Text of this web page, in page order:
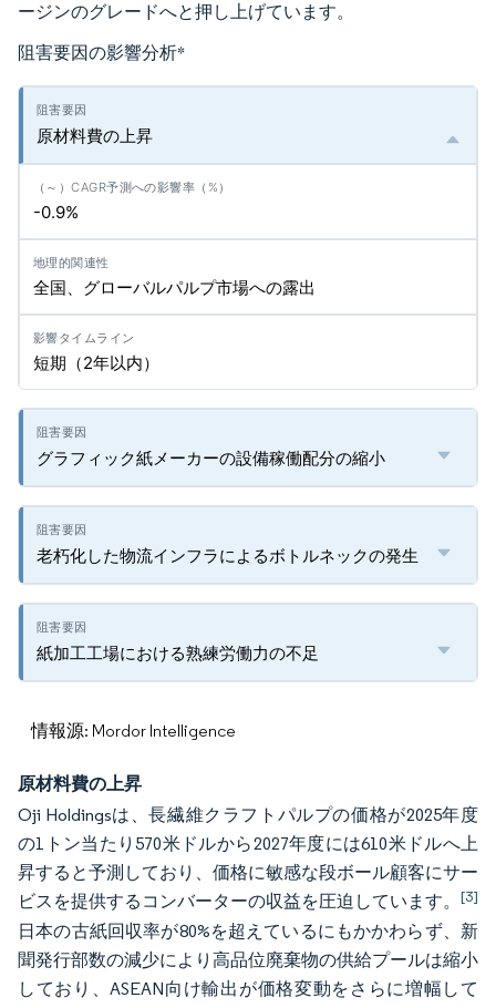
ージンのグレードへと押し上げています。
阻害要因の影響分析*
原材料費の上昇
-0.9%
全国、グローバルパルプ市場への露出
短期（2年以内）
グラフィック紙メーカーの設備稼働配分の縮小
老朽化した物流インフラによるボトルネックの発生
紙加工工場における熟練労働力の不足
情報源: Mordor Intelligence
原材料費の上昇
Oji Holdingsは、長繊維クラフトパルプの価格が2025年度
の1トン当たり570米ドルから2027年度には610米ドルへ上
昇すると予測しており、価格に敏感な段ボール顧客にサー
ビスを提供するコンバーターの収益を圧迫しています。 [3]
日本の古紙回収率が80%を超えているにもかかわらず、新
聞発行部数の減少により高品位廃棄物の供給プールは縮小
しており、ASEAN向け輸出が価格変動をさらに増幅して